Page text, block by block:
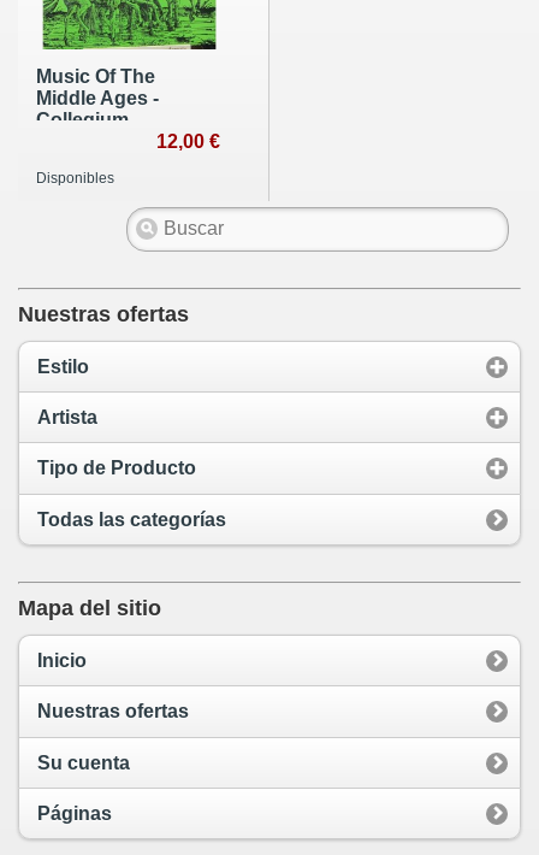
Music Of The
Middle Ages -
Collegium
Haas Dirt
12,00 €
Disponibles
Nuestras ofertas
Estilo
Artista
Tipo de Producto
Todas las categorías
Mapa del sitio
Inicio
Nuestras ofertas
Su cuenta
Páginas